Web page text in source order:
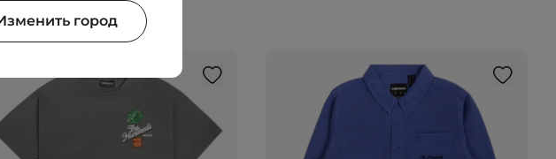
город